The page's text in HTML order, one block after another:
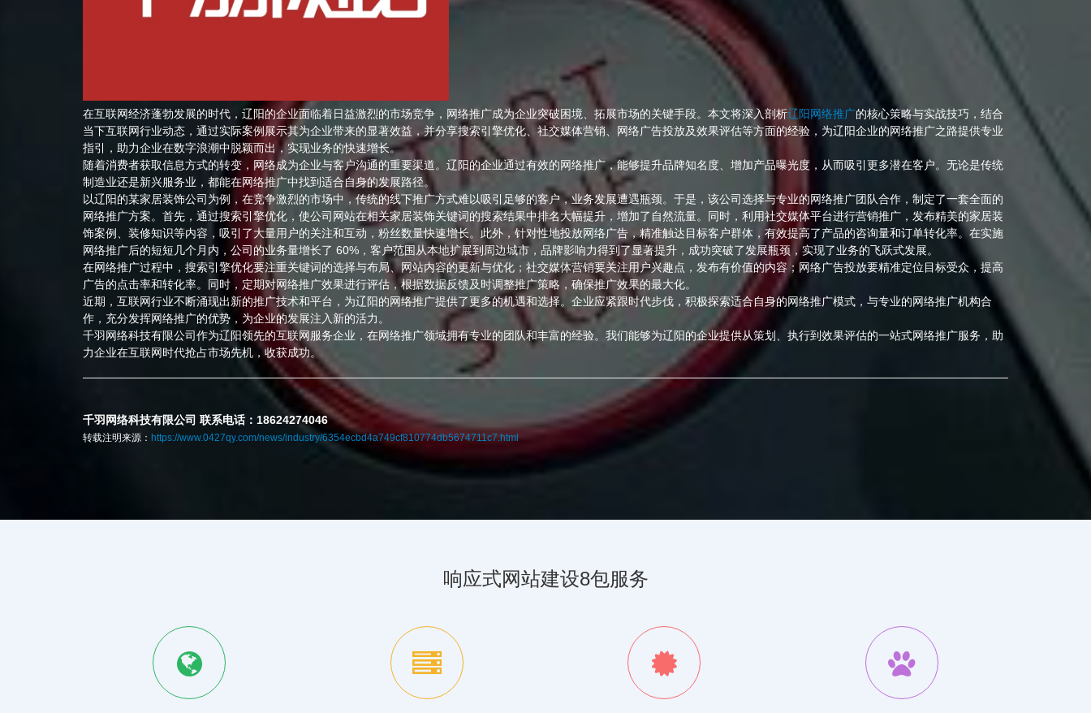
在互联网经济蓬勃发展的时代，辽阳的企业面临着日益激烈的市场竞争，网络推广成为企业突破困境、拓展市场的关键手段。本文将深入剖析辽阳网络推广的核心策略与实战技巧，结合
当下互联网行业动态，通过实际案例展示其为企业带来的显著效益，并分享搜索引擎优化、社交媒体营销、网络广告投放及效果评估等方面的经验，为辽阳企业的网络推广之路提供专业
指引，助力企业在数字浪潮中脱颖而出，实现业务的快速增长。
随着消费者获取信息方式的转变，网络成为企业与客户沟通的重要渠道。辽阳的企业通过有效的网络推广，能够提升品牌知名度、增加产品曝光度，从而吸引更多潜在客户。无论是传统
制造业还是新兴服务业，都能在网络推广中找到适合自身的发展路径。
以辽阳的某家居装饰公司为例，在竞争激烈的市场中，传统的线下推广方式难以吸引足够的客户，业务发展遭遇瓶颈。于是，该公司选择与专业的网络推广团队合作，制定了一套全面的
网络推广方案。首先，通过搜索引擎优化，使公司网站在相关家居装饰关键词的搜索结果中排名大幅提升，增加了自然流量。同时，利用社交媒体平台进行营销推广，发布精美的家居装
饰案例、装修知识等内容，吸引了大量用户的关注和互动，粉丝数量快速增长。此外，针对性地投放网络广告，精准触达目标客户群体，有效提高了产品的咨询量和订单转化率。在实施
网络推广后的短短几个月内，公司的业务量增长了 60%，客户范围从本地扩展到周边城市，品牌影响力得到了显著提升，成功突破了发展瓶颈，实现了业务的飞跃式发展。
在网络推广过程中，搜索引擎优化要注重关键词的选择与布局、网站内容的更新与优化；社交媒体营销要关注用户兴趣点，发布有价值的内容；网络广告投放要精准定位目标受众，提高
广告的点击率和转化率。同时，定期对网络推广效果进行评估，根据数据反馈及时调整推广策略，确保推广效果的最大化。
近期，互联网行业不断涌现出新的推广技术和平台，为辽阳的网络推广提供了更多的机遇和选择。企业应紧跟时代步伐，积极探索适合自身的网络推广模式，与专业的网络推广机构合
作，充分发挥网络推广的优势，为企业的发展注入新的活力。
千羽网络科技有限公司作为辽阳领先的互联网服务企业，在网络推广领域拥有专业的团队和丰富的经验。我们能够为辽阳的企业提供从策划、执行到效果评估的一站式网络推广服务，助
力企业在互联网时代抢占市场先机，收获成功。
千羽网络科技有限公司 联系电话：18624274046
转载注明来源： https://www.0427qy.com/news/industry/6354ecbd4a749cf810774db5674711c7.html
响应式网站建设8包服务